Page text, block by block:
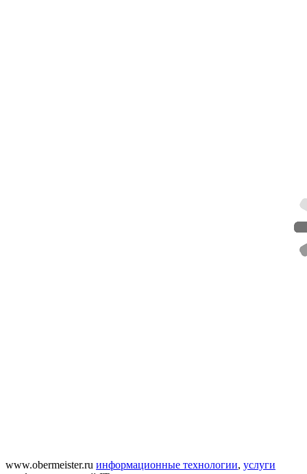
www.obermeister.ru информационные технологии, услуги